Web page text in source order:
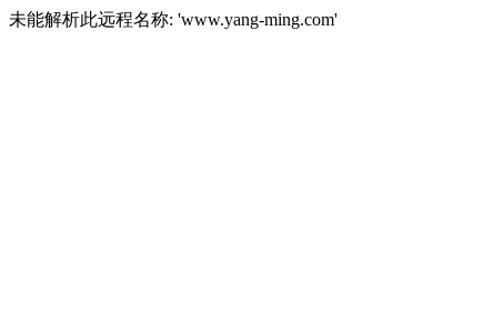
未能解析此远程名称: 'www.yang-ming.com'